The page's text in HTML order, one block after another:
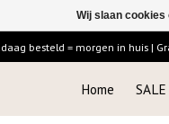
besteld = morgen in huis
Home SALE
Wij slaan cookies